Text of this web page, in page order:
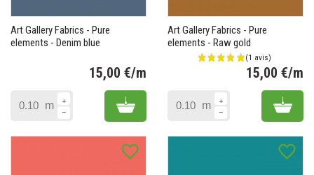
(1 avis)
Art Gallery Fabrics - Pure
elements - Denim blue
15,00 €/m
m Add to cart
Art Gallery Fabrics - Pure
elements - Raw gold
15,00 €/m
m Add
favorite_border favorite_border